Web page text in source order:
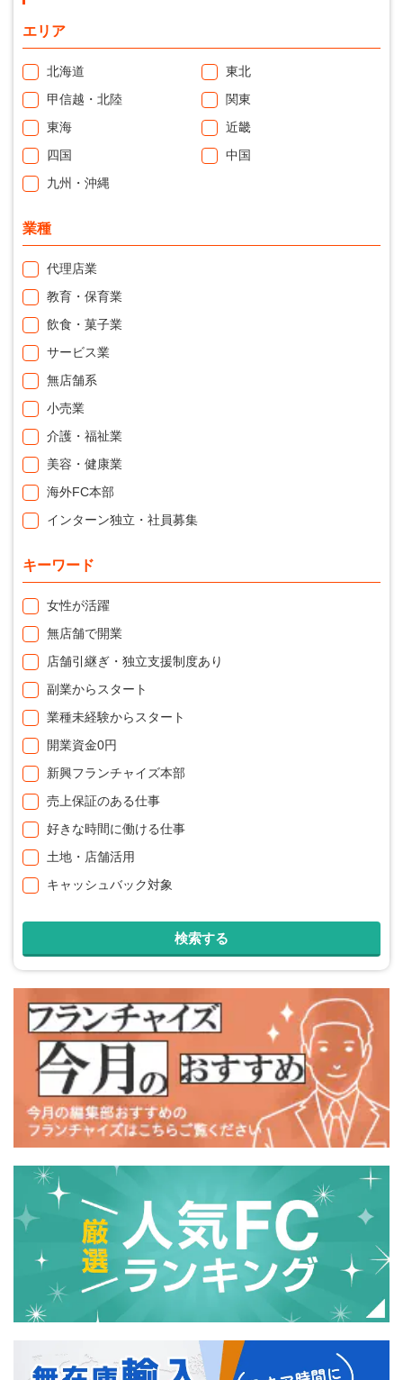
エリア
北海道
東北
甲信越・北陸
関東
東海
近畿
四国
中国
九州・沖縄
業種
代理店業
教育・保育業
飲食・菓子業
サービス業
無店舗系
小売業
介護・福祉業
美容・健康業
海外FC本部
インターン独立・社員募集
キーワード
女性が活躍
無店舗で開業
店舗引継ぎ・独立支援制度あり
副業からスタート
業種未経験からスタート
開業資金0円
新興フランチャイズ本部
売上保証のある仕事
好きな時間に働ける仕事
土地・店舗活用
キャッシュバック対象